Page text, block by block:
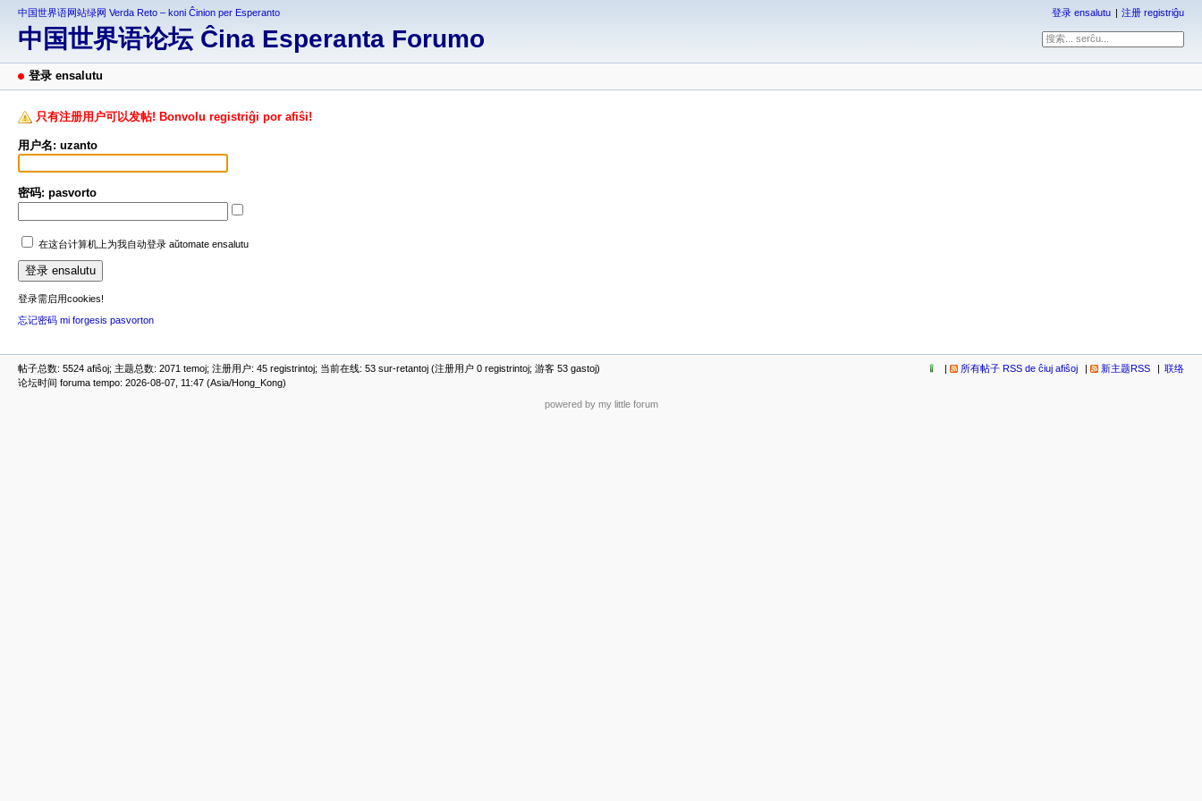
中国世界语网站绿网 Verda Reto – koni Ĉinion per Esperanto
中国世界语论坛 Ĉina Esperanta Forumo
登录 ensalutu 注册 registriĝu
登录 ensalutu
只有注册用户可以发帖! Bonvolu registriĝi por afiŝi!
用户名: uzanto
密码: pasvorto
在这台计算机上为我自动登录 aŭtomate ensalutu
登录需启用cookies!
忘记密码 mi forgesis pasvorton
帖子总数: 5524 afiŝoj; 主题总数: 2071 temoj; 注册用户: 45 registrintoj; 当前在线: 53 sur-retantoj (注册用户 0 registrintoj; 游客 53 gastoj)
论坛时间 foruma tempo: 2026-08-07, 11:47 (Asia/Hong_Kong)
所有帖子 RSS de ĉiuj afiŝoj 新主题RSS 联络
powered by my little forum